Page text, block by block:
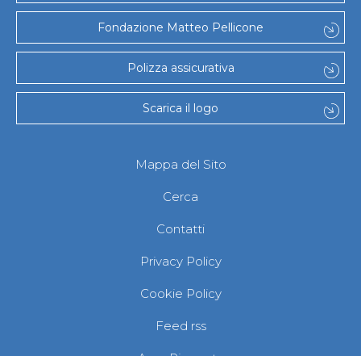
Fondazione Matteo Pellicone
Polizza assicurativa
Scarica il logo
Mappa del Sito
Cerca
Contatti
Privacy Policy
Cookie Policy
Feed rss